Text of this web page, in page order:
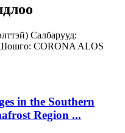
Салбарууд:
CORONA ALOS
in the Southern
Region ...